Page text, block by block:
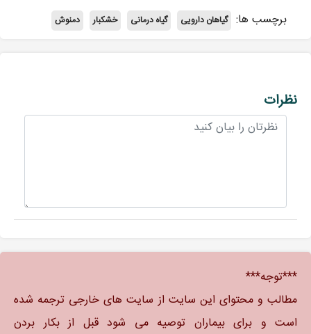
برچسب ها: گیاهان دارویی گیاه درمانی خشکبار دمنوش
نظرات
***توجه***
مطالب و محتوای این سایت از سایت های خارجی ترجمه شده
است و برای بیماران توصیه می شود قبل از بکار بردن